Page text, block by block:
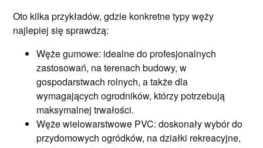
Oto kilka przykładów, gdzie konkretne typy węży
najlepiej się sprawdzą:
Węże gumowe: idealne do profesjonalnych
zastosowań, na terenach budowy, w
gospodarstwach rolnych, a także dla
wymagających ogrodników, którzy potrzebują
maksymalnej trwałości.
Węże wielowarstwowe PVC: doskonały wybór do
przydomowych ogródków, na działki rekreacyjne,